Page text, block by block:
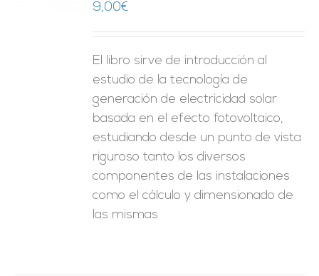
9,00€
El libro sirve de introducción al
estudio de la tecnología de
generación de electricidad solar
basada en el efecto fotovoltaico,
estudiando desde un punto de vista
riguroso tanto los diversos
componentes de las instalaciones
como el cálculo y dimensionado de
las mismas